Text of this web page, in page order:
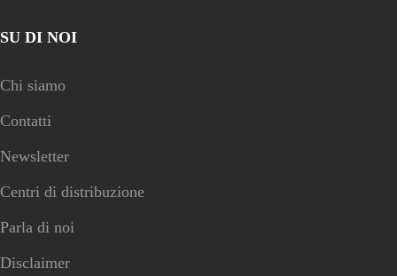
SU DI NOI
Chi siamo
Contatti
Newsletter
Centri di distribuzione
Parla di noi
Disclaimer